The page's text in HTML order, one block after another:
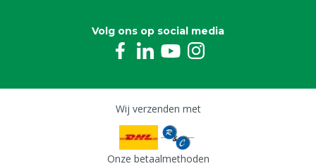
Volg ons op social media
Wij verzenden met
Onze betaalmethoden